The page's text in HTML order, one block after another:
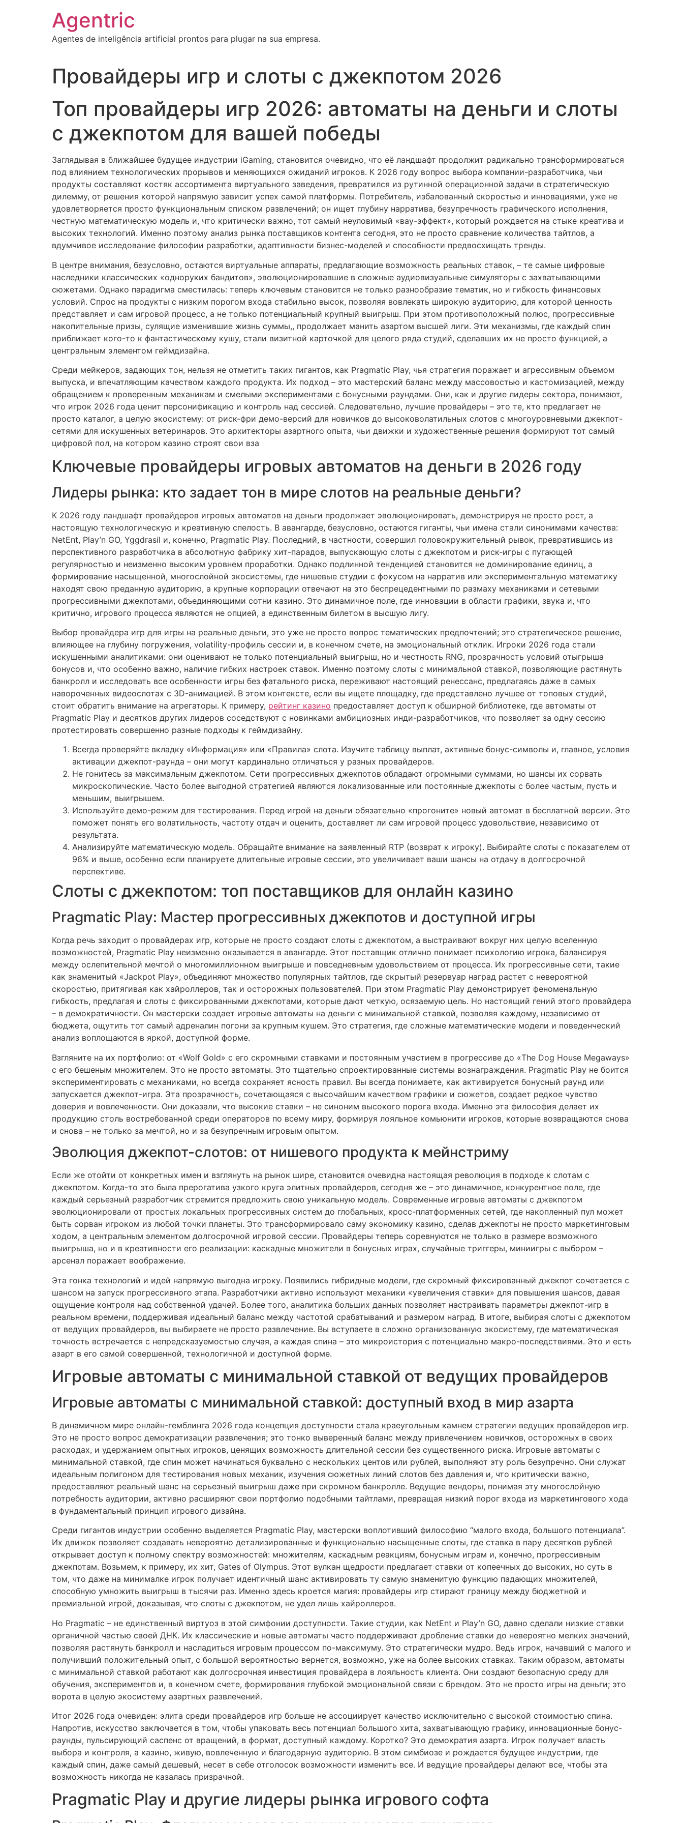
Agentric
Agentes de inteligência artificial prontos para plugar na sua empresa.
Провайдеры игр и слоты с джекпотом 2026
Топ провайдеры игр 2026: автоматы на деньги и слоты
с джекпотом для вашей победы
Заглядывая в ближайшее будущее индустрии iGaming, становится очевидно, что её ландшафт продолжит радикально трансформироваться
под влиянием технологических прорывов и меняющихся ожиданий игроков. К 2026 году вопрос выбора компании-разработчика, чьи
продукты составляют костяк ассортимента виртуального заведения, превратился из рутинной операционной задачи в стратегическую
дилемму, от решения которой напрямую зависит успех самой платформы. Потребитель, избалованный скоростью и инновациями, уже не
удовлетворяется просто функциональным списком развлечений; он ищет глубину нарратива, безупречность графического исполнения,
честную математическую модель и, что критически важно, тот самый неуловимый «вау-эффект», который рождается на стыке креатива и
высоких технологий. Именно поэтому анализ рынка поставщиков контента сегодня, это не просто сравнение количества тайтлов, а
вдумчивое исследование философии разработки, адаптивности бизнес-моделей и способности предвосхищать тренды.
В центре внимания, безусловно, остаются виртуальные аппараты, предлагающие возможность реальных ставок, – те самые цифровые
наследники классических «одноруких бандитов», эволюционировавшие в сложные аудиовизуальные симуляторы с захватывающими
сюжетами. Однако парадигма сместилась: теперь ключевым становится не только разнообразие тематик, но и гибкость финансовых
условий. Спрос на продукты с низким порогом входа стабильно высок, позволяя вовлекать широкую аудиторию, для которой ценность
представляет и сам игровой процесс, а не только потенциальный крупный выигрыш. При этом противоположный полюс, прогрессивные
накопительные призы, сулящие изменившие жизнь суммы,, продолжает манить азартом высшей лиги. Эти механизмы, где каждый спин
приближает кого-то к фантастическому кушу, стали визитной карточкой для целого ряда студий, сделавших их не просто функцией, а
центральным элементом геймдизайна.
Среди мейкеров, задающих тон, нельзя не отметить таких гигантов, как Pragmatic Play, чья стратегия поражает и агрессивным объемом
выпуска, и впечатляющим качеством каждого продукта. Их подход – это мастерский баланс между массовостью и кастомизацией, между
обращением к проверенным механикам и смелыми экспериментами с бонусными раундами. Они, как и другие лидеры сектора, понимают,
что игрок 2026 года ценит персонификацию и контроль над сессией. Следовательно, лучшие провайдеры – это те, кто предлагает не
просто каталог, а целую экосистему: от риск-фри демо-версий для новичков до высоковолатильных слотов с многоуровневыми джекпот-
сетями для искушенных ветеринаров. Это архитекторы азартного опыта, чьи движки и художественные решения формируют тот самый
цифровой пол, на котором казино строят свои вза
Ключевые провайдеры игровых автоматов на деньги в 2026 году
Лидеры рынка: кто задает тон в мире слотов на реальные деньги?
К 2026 году ландшафт провайдеров игровых автоматов на деньги продолжает эволюционировать, демонстрируя не просто рост, а
настоящую технологическую и креативную спелость. В авангарде, безусловно, остаются гиганты, чьи имена стали синонимами качества:
NetEnt, Play’n GO, Yggdrasil и, конечно, Pragmatic Play. Последний, в частности, совершил головокружительный рывок, превратившись из
перспективного разработчика в абсолютную фабрику хит-парадов, выпускающую слоты с джекпотом и риск-игры с пугающей
регулярностью и неизменно высоким уровнем проработки. Однако подлинной тенденцией становится не доминирование единиц, а
формирование насыщенной, многослойной экосистемы, где нишевые студии с фокусом на нарратив или экспериментальную математику
находят свою преданную аудиторию, а крупные корпорации отвечают на это беспрецедентными по размаху механиками и сетевыми
прогрессивными джекпотами, объединяющими сотни казино. Это динамичное поле, где инновации в области графики, звука и, что
критично, игрового процесса являются не опцией, а единственным билетом в высшую лигу.
Выбор провайдера игр для игры на реальные деньги, это уже не просто вопрос тематических предпочтений; это стратегическое решение,
влияющее на глубину погружения, volatility-профиль сессии и, в конечном счете, на эмоциональный отклик. Игроки 2026 года стали
искушенными аналитиками: они оценивают не только потенциальный выигрыш, но и честность RNG, прозрачность условий отыгрыша
бонусов и, что особенно важно, наличие гибких настроек ставок. Именно поэтому слоты с минимальной ставкой, позволяющие растянуть
банкролл и исследовать все особенности игры без фатального риска, переживают настоящий ренессанс, предлагаясь даже в самых
навороченных видеослотах с 3D-анимацией. В этом контексте, если вы ищете площадку, где представлено лучшее от топовых студий,
стоит обратить внимание на агрегаторы. К примеру, рейтинг казино предоставляет доступ к обширной библиотеке, где автоматы от
Pragmatic Play и десятков других лидеров соседствуют с новинками амбициозных инди-разработчиков, что позволяет за одну сессию
протестировать совершенно разные подходы к геймдизайну.
Всегда проверяйте вкладку «Информация» или «Правила» слота. Изучите таблицу выплат, активные бонус-символы и, главное, условия
активации джекпот-раунда – они могут кардинально отличаться у разных провайдеров.
Не гонитесь за максимальным джекпотом. Сети прогрессивных джекпотов обладают огромными суммами, но шансы их сорвать
микроскопические. Часто более выгодной стратегией являются локализованные или постоянные джекпоты с более частым, пусть и
меньшим, выигрышем.
Используйте демо-режим для тестирования. Перед игрой на деньги обязательно «прогоните» новый автомат в бесплатной версии. Это
поможет понять его волатильность, частоту отдач и оценить, доставляет ли сам игровой процесс удовольствие, независимо от
результата.
Анализируйте математическую модель. Обращайте внимание на заявленный RTP (возврат к игроку). Выбирайте слоты с показателем от
96% и выше, особенно если планируете длительные игровые сессии, это увеличивает ваши шансы на отдачу в долгосрочной
перспективе.
Слоты с джекпотом: топ поставщиков для онлайн казино
Pragmatic Play: Мастер прогрессивных джекпотов и доступной игры
Когда речь заходит о провайдерах игр, которые не просто создают слоты с джекпотом, а выстраивают вокруг них целую вселенную
возможностей, Pragmatic Play неизменно оказывается в авангарде. Этот поставщик отлично понимает психологию игрока, балансируя
между ослепительной мечтой о многомиллионном выигрыше и повседневным удовольствием от процесса. Их прогрессивные сети, такие
как знаменитый «Jackpot Play», объединяют множество популярных тайтлов, где скрытый резервуар наград растет с невероятной
скоростью, притягивая как хайроллеров, так и осторожных пользователей. При этом Pragmatic Play демонстрирует феноменальную
гибкость, предлагая и слоты с фиксированными джекпотами, которые дают четкую, осязаемую цель. Но настоящий гений этого провайдера
– в демократичности. Он мастерски создает игровые автоматы на деньги с минимальной ставкой, позволяя каждому, независимо от
бюджета, ощутить тот самый адреналин погони за крупным кушем. Это стратегия, где сложные математические модели и поведенческий
анализ воплощаются в яркой, доступной форме.
Взгляните на их портфолио: от «Wolf Gold» с его скромными ставками и постоянным участием в прогрессиве до «The Dog House Megaways»
с его бешеным множителем. Это не просто автоматы. Это тщательно спроектированные системы вознаграждения. Pragmatic Play не боится
экспериментировать с механиками, но всегда сохраняет ясность правил. Вы всегда понимаете, как активируется бонусный раунд или
запускается джекпот-игра. Эта прозрачность, сочетающаяся с высочайшим качеством графики и сюжетов, создает редкое чувство
доверия и вовлеченности. Они доказали, что высокие ставки – не синоним высокого порога входа. Именно эта философия делает их
продукцию столь востребованной среди операторов по всему миру, формируя лояльное комьюнити игроков, которые возвращаются снова
и снова – не только за мечтой, но и за безупречным игровым опытом.
Эволюция джекпот-слотов: от нишевого продукта к мейнстриму
Если же отойти от конкретных имен и взглянуть на рынок шире, становится очевидна настоящая революция в подходе к слотам с
джекпотом. Когда-то это была прерогатива узкого круга элитных провайдеров, сегодня же – это динамичное, конкурентное поле, где
каждый серьезный разработчик стремится предложить свою уникальную модель. Современные игровые автоматы с джекпотом
эволюционировали от простых локальных прогрессивных систем до глобальных, кросс-платформенных сетей, где накопленный пул может
быть сорван игроком из любой точки планеты. Это трансформировало саму экономику казино, сделав джекпоты не просто маркетинговым
ходом, а центральным элементом долгосрочной игровой сессии. Провайдеры теперь соревнуются не только в размере возможного
выигрыша, но и в креативности его реализации: каскадные множители в бонусных играх, случайные триггеры, миниигры с выбором –
арсенал поражает воображение.
Эта гонка технологий и идей напрямую выгодна игроку. Появились гибридные модели, где скромный фиксированный джекпот сочетается с
шансом на запуск прогрессивного этапа. Разработчики активно используют механики «увеличения ставки» для повышения шансов, давая
ощущение контроля над собственной удачей. Более того, аналитика больших данных позволяет настраивать параметры джекпот-игр в
реальном времени, поддерживая идеальный баланс между частотой срабатываний и размером наград. В итоге, выбирая слоты с джекпотом
от ведущих провайдеров, вы выбираете не просто развлечение. Вы вступаете в сложно организованную экосистему, где математическая
точность встречается с непредсказуемостью случая, а каждая спина – это микроистория с потенциально макро-последствиями. Это и есть
азарт в его самой совершенной, технологичной и доступной форме.
Игровые автоматы с минимальной ставкой от ведущих провайдеров
Игровые автоматы с минимальной ставкой: доступный вход в мир азарта
В динамичном мире онлайн-гемблинга 2026 года концепция доступности стала краеугольным камнем стратегии ведущих провайдеров игр.
Это не просто вопрос демократизации развлечения; это тонко выверенный баланс между привлечением новичков, осторожных в своих
расходах, и удержанием опытных игроков, ценящих возможность длительной сессии без существенного риска. Игровые автоматы с
минимальной ставкой, где спин может начинаться буквально с нескольких центов или рублей, выполняют эту роль безупречно. Они служат
идеальным полигоном для тестирования новых механик, изучения сюжетных линий слотов без давления и, что критически важно,
предоставляют реальный шанс на серьезный выигрыш даже при скромном банкролле. Ведущие вендоры, понимая эту многослойную
потребность аудитории, активно расширяют свои портфолио подобными тайтлами, превращая низкий порог входа из маркетингового хода
в фундаментальный принцип игрового дизайна.
Среди гигантов индустрии особенно выделяется Pragmatic Play, мастерски воплотивший философию “малого входа, большого потенциала”.
Их движок позволяет создавать невероятно детализированные и функционально насыщенные слоты, где ставка в пару десятков рублей
открывает доступ к полному спектру возможностей: множителям, каскадным реакциям, бонусным играм и, конечно, прогрессивным
джекпотам. Возьмем, к примеру, их хит, Gates of Olympus. Этот вулкан щедрости предлагает ставки от копеечных до высоких, но суть в
том, что даже на минималке игрок получает идентичный шанс активировать ту самую знаменитую функцию падающих множителей,
способную умножить выигрыш в тысячи раз. Именно здесь кроется магия: провайдеры игр стирают границу между бюджетной и
премиальной игрой, доказывая, что слоты с джекпотом, не удел лишь хайроллеров.
Но Pragmatic – не единственный виртуоз в этой симфонии доступности. Такие студии, как NetEnt и Play’n GO, давно сделали низкие ставки
органичной частью своей ДНК. Их классические и новые автоматы часто поддерживают дробление ставки до невероятно мелких значений,
позволяя растянуть банкролл и насладиться игровым процессом по-максимуму. Это стратегически мудро. Ведь игрок, начавший с малого и
получивший положительный опыт, с большой вероятностью вернется, возможно, уже на более высоких ставках. Таким образом, автоматы
с минимальной ставкой работают как долгосрочная инвестиция провайдера в лояльность клиента. Они создают безопасную среду для
обучения, экспериментов и, в конечном счете, формирования глубокой эмоциональной связи с брендом. Это не просто игры на деньги; это
ворота в целую экосистему азартных развлечений.
Итог 2026 года очевиден: элита среди провайдеров игр больше не ассоциирует качество исключительно с высокой стоимостью спина.
Напротив, искусство заключается в том, чтобы упаковать весь потенциал большого хита, захватывающую графику, инновационные бонус-
раунды, пульсирующий саспенс от вращений, в формат, доступный каждому. Коротко? Это демократия азарта. Игрок получает власть
выбора и контроля, а казино, живую, вовлеченную и благодарную аудиторию. В этом симбиозе и рождается будущее индустрии, где
каждый спин, даже самый дешевый, несет в себе отголосок возможности изменить все. И ведущие провайдеры делают все, чтобы эта
возможность никогда не казалась призрачной.
Pragmatic Play и другие лидеры рынка игрового софта